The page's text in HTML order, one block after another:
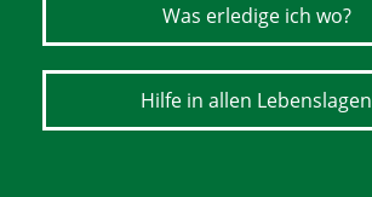
Was erledige ich wo?
Hilfe in allen Lebenslagen